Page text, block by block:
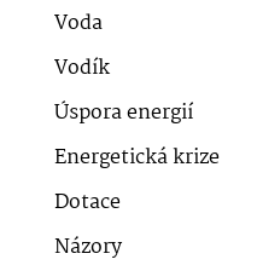
Voda
Vodík
Úspora energií
Energetická krize
Dotace
Názory